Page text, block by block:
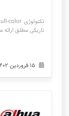
تاریکی مطلق ارائه